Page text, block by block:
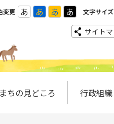
変更 あ あ あ あ 文字サイズ
サイト
まちの見どころ 行政組